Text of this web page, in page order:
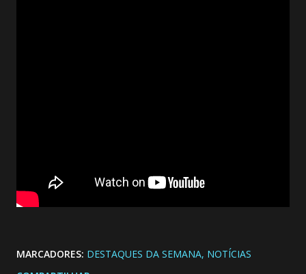
MARCADORES: DESTAQUES DA SEMANA NOTÍCIAS